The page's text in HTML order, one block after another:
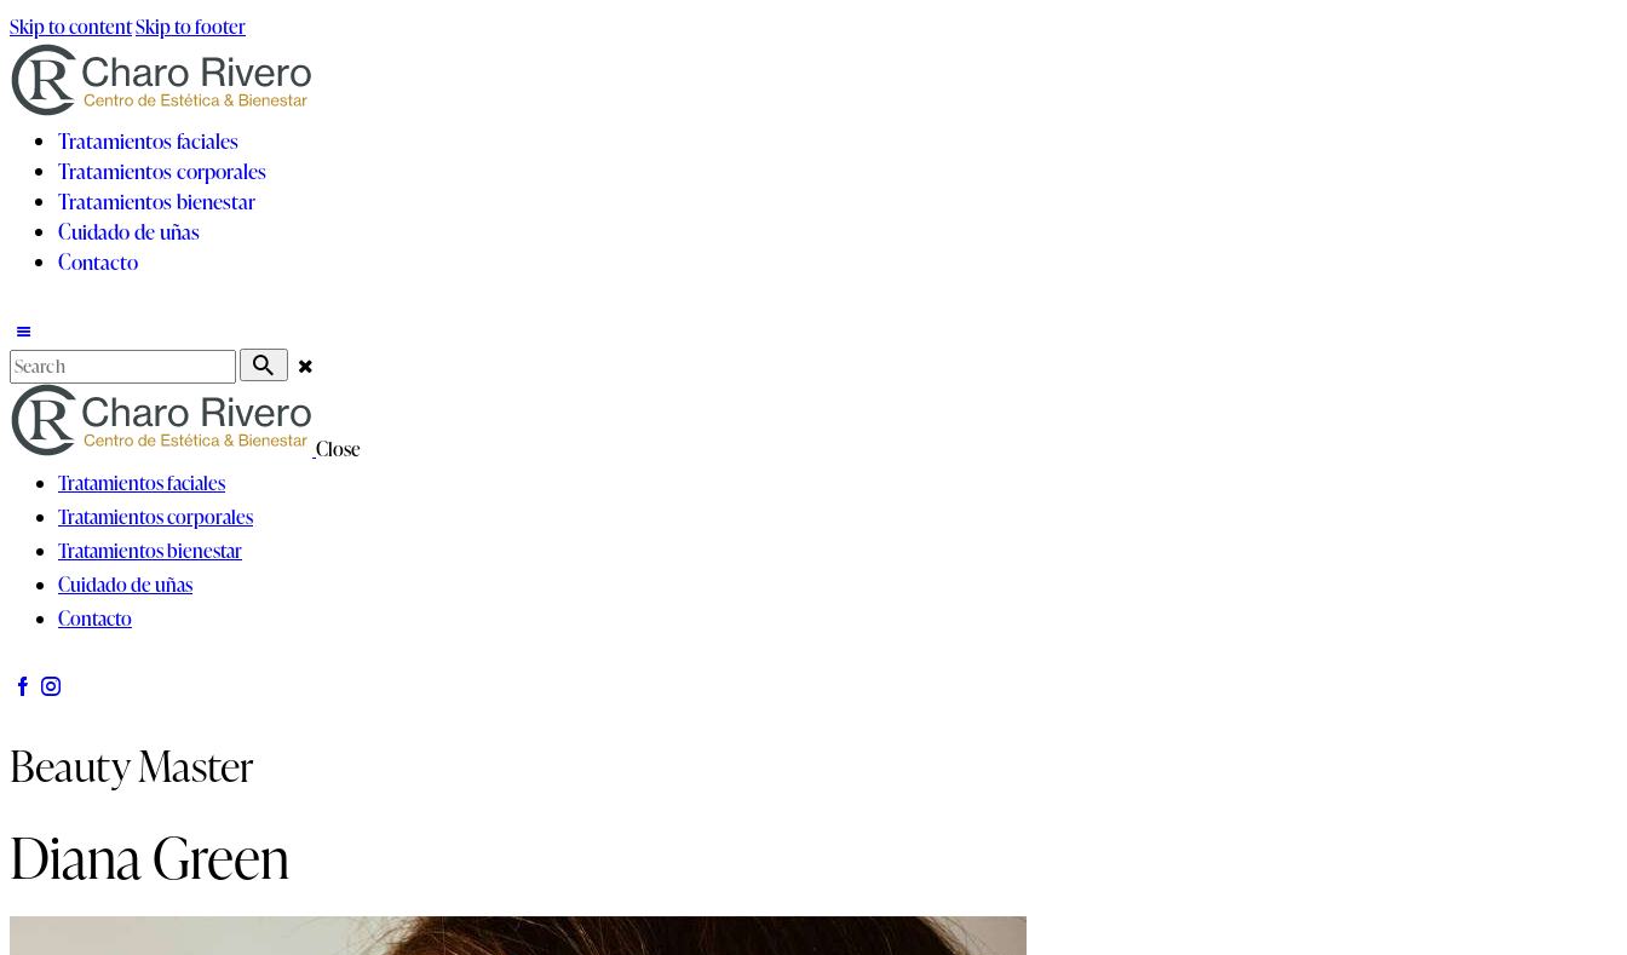
Skip to contentSkip to footer
Tratamientos faciales
Tratamientos corporales
Tratamientos bienestar
Cuidado de uñas
Contacto
Close
Tratamientos faciales
Tratamientos corporales
Tratamientos bienestar
Cuidado de uñas
Contacto
Beauty Master
Diana Green